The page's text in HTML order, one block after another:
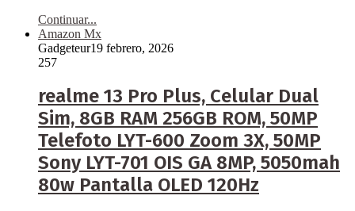
Continuar...
Amazon Mx
Gadgeteur19 febrero, 2026
257
realme 13 Pro Plus, Celular Dual
Sim, 8GB RAM 256GB ROM, 50MP
Telefoto LYT-600 Zoom 3X, 50MP
Sony LYT-701 OIS GA 8MP, 5050mah
80w Pantalla OLED 120Hz